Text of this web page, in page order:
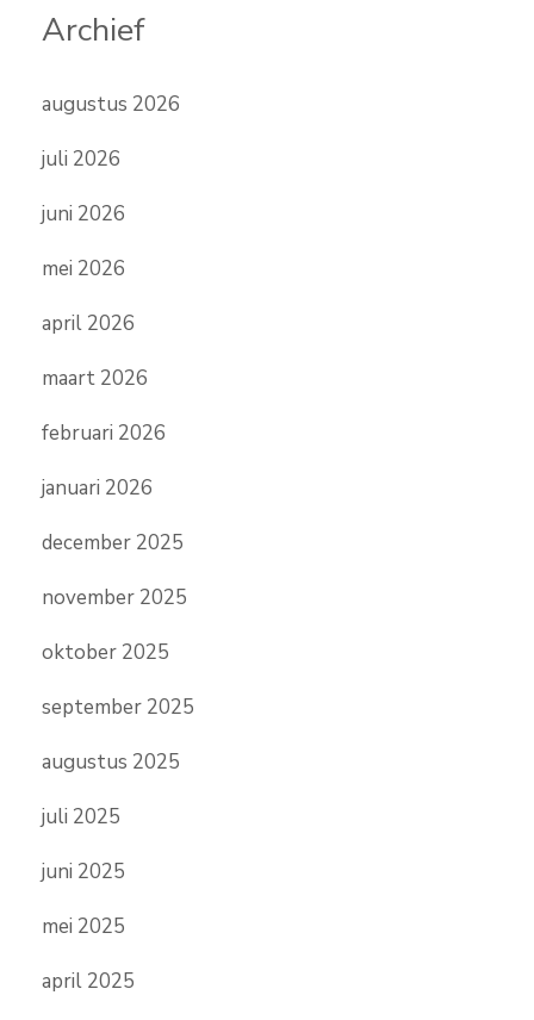
Archief
augustus 2026
juli 2026
juni 2026
mei 2026
april 2026
maart 2026
februari 2026
januari 2026
december 2025
november 2025
oktober 2025
september 2025
augustus 2025
juli 2025
juni 2025
mei 2025
april 2025